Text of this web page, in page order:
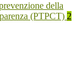
della
(PTPCT) 2